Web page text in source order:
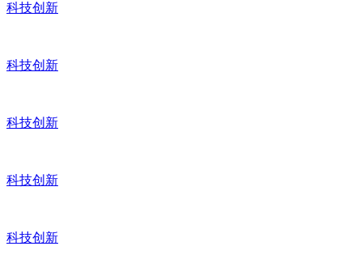
科技创新
科技创新
科技创新
科技创新
科技创新